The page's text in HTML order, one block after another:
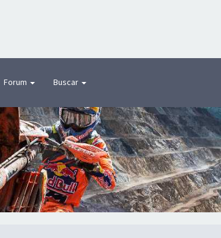
Forum Buscar